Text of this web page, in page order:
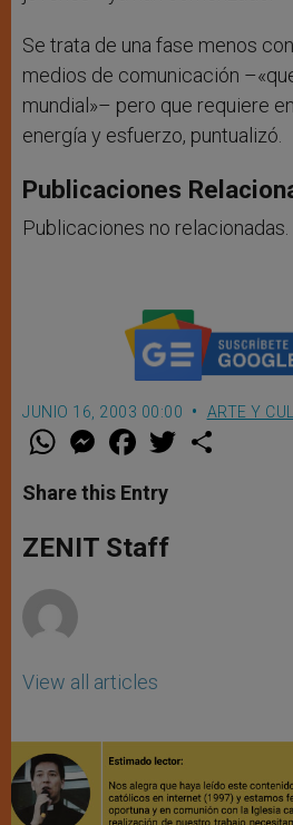
Se trata de una fase menos
medios de comunicación
mundial»– pero que requiere
energía y esfuerzo, puntualizó.
Publicaciones
Publicaciones no relacionadas.
JUNIO 16, 2003 00:00 ARTE Y
W
t
s
p
p
M
e
s
e
g
e
F
a
e
b
o
k
w
Share this Entry
ZENIT Staff
View all articles